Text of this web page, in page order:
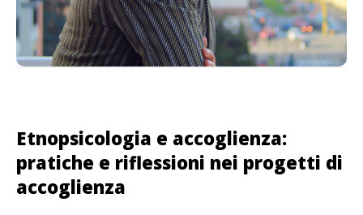
Etnopsicologia e accoglienza:
pratiche e riflessioni nei progetti di
accoglienza